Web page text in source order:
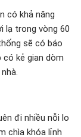
có khả năng
lạ trong vòng 60
sẽ có báo
kẻ gian dòm
đi nhiều nỗi lo
chìa khóa lỉnh